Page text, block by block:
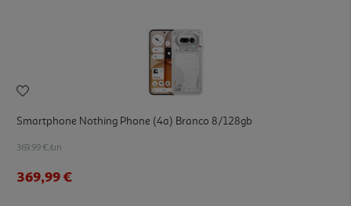
Smartphone Nothing Phone (4a) Branco 8/128gb
369.99 €/un
369,99 €